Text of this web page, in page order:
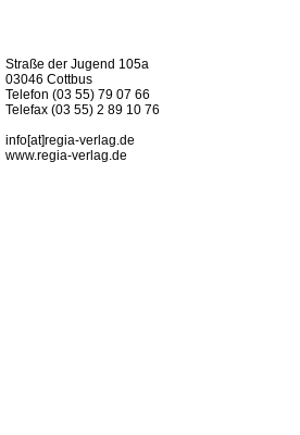
Straße der Jugend 105a
03046 Cottbus
Telefon (03 55) 79 07 66
Telefax (03 55) 2 89 10 76
info[at]regia-verlag.de
www.regia-verlag.de